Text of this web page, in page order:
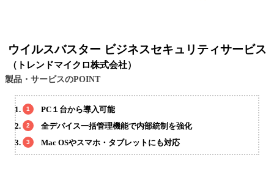
ウイルスバスター ビジネスセキュリティサービス
（トレンドマイクロ株式会社）
製品・サービスのPOINT
PC１台から導入可能
全デバイス一括管理機能で内部統制を強化
Mac OSやスマホ・タブレットにも対応